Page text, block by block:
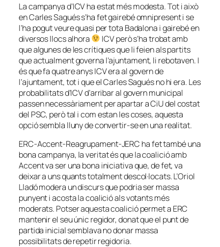
La campanya d’ICV ha estat més modesta. Tot i això
en Carles Sagués s’ha fet gairebé omnipresent i se
l’ha pogut veure quasi per tota Badalona i gairebé en
diversos llocs alhora
ICV però s’ha trobat amb
que algunes de les crítiques que li feien als partits
que actualment governa l’ajuntament, li rebotaven. I
és que fa quatre anys ICV era al govern de
l’ajuntament, tot i que el Carles Sagués no hi era. Les
probabilitats d’ICV d’arribar al govern municipal
passen necessàriament per apartar a CiU del costat
del PSC, però tal i com estan les coses, aquesta
opció sembla lluny de convertir-se en una realitat.
ERC-Accent-Reagrupament-JERC ha fet també una
bona campanya, la veritat és que la coalició amb
Accent va ser una bona iniciativa que, de fet, va
deixar a uns quants totalment descol·locats. L’Oriol
Lladó modera un discurs que podria ser massa
punyent i acosta la coalició als votants més
moderats. Potser aquesta coalició permet a ERC
mantenir el seu únic regidor, donat que el punt de
partida inicial semblava no donar massa
possibilitats de repetir regidoria.